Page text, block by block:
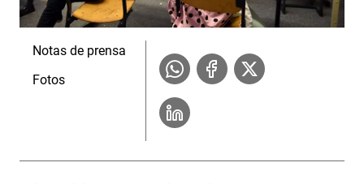
Notas de prensa
Fotos